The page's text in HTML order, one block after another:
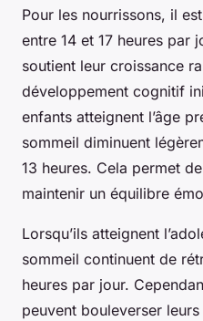
Pour les nourrissons, il
entre 14 et 17 heures par
soutient leur croissance
développement cognitif
enfants atteignent l’âge
sommeil diminuent
13 heures. Cela permet
maintenir un équilibre
Lorsqu’ils atteignent
sommeil continuent de
heures par jour.
peuvent bouleverser